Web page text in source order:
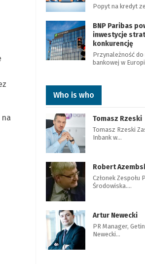
Popyt na kredyt
BNP Paribas
inwestycje
konkurencję
Przynależność
bankowej w
Who is who
Tomasz Rzeski
Tomasz Rzeski
Inbank w…
Robert
Członek Zespołu
Środowiska.…
Artur Newecki
PR Manager,
Newecki…